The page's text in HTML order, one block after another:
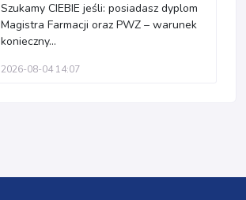
Szukamy CIEBIE jeśli: posiadasz dyplom
Magistra Farmacji oraz PWZ – warunek
konieczny...
2026-08-04 14:07